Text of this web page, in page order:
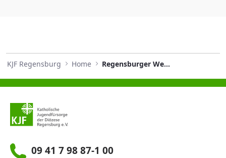
KJF Regensburg Home Regensburger Weihnachtssingen 2024
09 41 7 98 87-1 00